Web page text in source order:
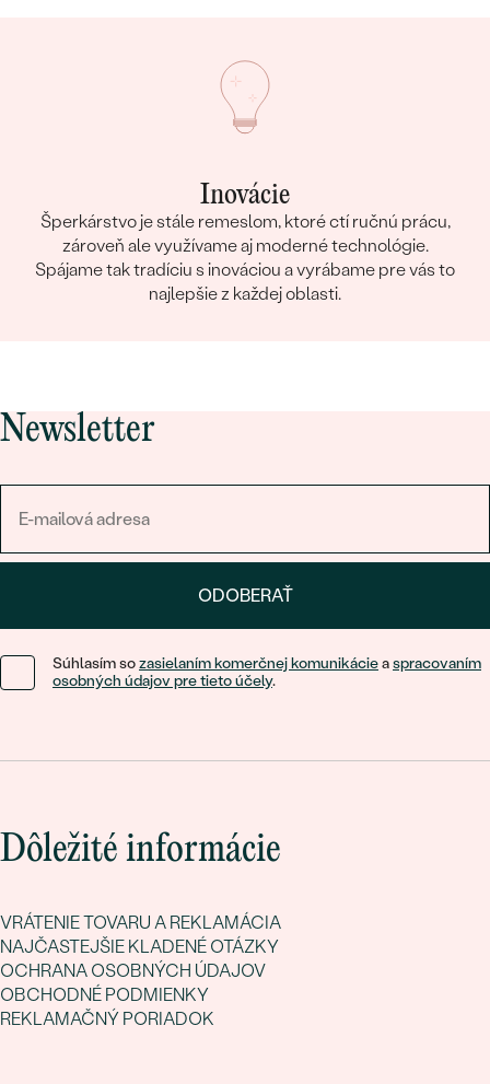
Inovácie
Šperkárstvo je stále remeslom, ktoré ctí ručnú prácu,
zároveň ale využívame aj moderné technológie.
Spájame tak tradíciu s inováciou a vyrábame pre vás to
najlepšie z každej oblasti.
Newsletter
ODOBERAŤ
Súhlasím sozasielaním komerčnej komunikácieaspracovaním
osobných údajov pre tieto účely.
Dôležité informácie
VRÁTENIE TOVARU A REKLAMÁCIA
NAJČASTEJŠIE KLADENÉ OTÁZKY
OCHRANA OSOBNÝCH ÚDAJOV
OBCHODNÉ PODMIENKY
REKLAMAČNÝ PORIADOK